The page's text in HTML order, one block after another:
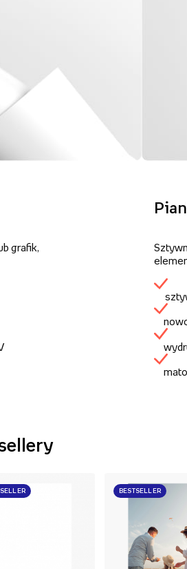
grafik,
BESTSELLER